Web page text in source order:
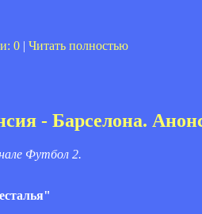
0 Читать полностью
- Барселона.
Футбол 2.